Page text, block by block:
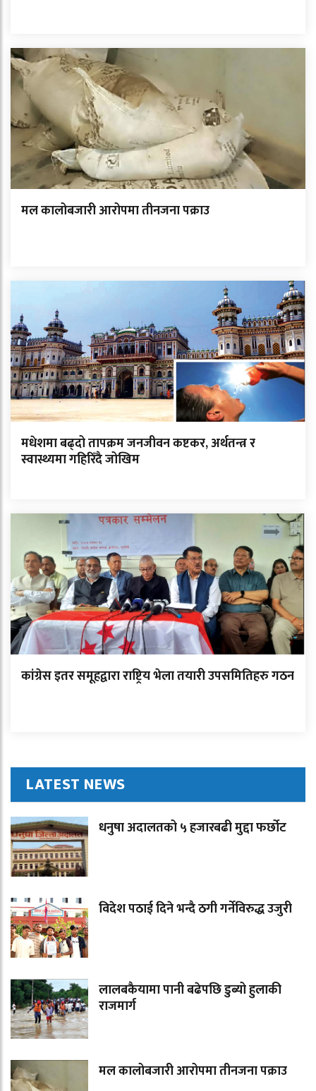
मल कालोबजारी आरोपमा तीनजना पक्राउ
मधेशमा बढ्दो तापक्रम जनजीवन कष्टकर, अर्थतन्त्र र
स्वास्थ्यमा गहिरिँदै जोखिम
कांग्रेस इतर समूहद्वारा राष्ट्रिय भेला तयारी उपसमितिहरु गठन
LATEST NEWS
धनुषा अदालतको ५ हजारबढी मुद्दा फर्छोट
विदेश पठाई दिने भन्दै ठगी गर्नेविरुद्ध उजुरी
लालबकैयामा पानी बढेपछि डुब्यो हुलाकी
राजमार्ग
मल कालोबजारी आरोपमा तीनजना पक्राउ